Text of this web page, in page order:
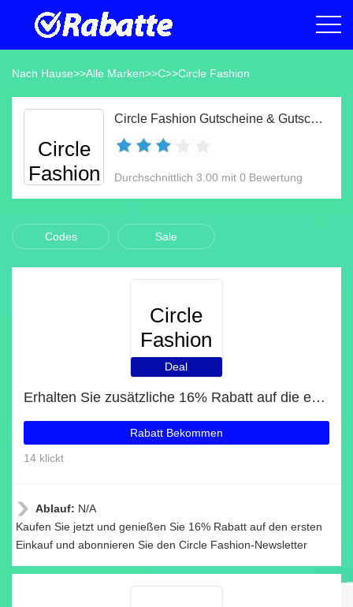
Nach Hause>>Alle Marken>>C>>Circle Fashion
Circle
Fashion
Circle Fashion Gutscheine & Gutscheincodes Aug 2026
Durchschnittlich 3.00 mit 0 Bewertung
Codes Sale
Circle
Fashion
Deal
Erhalten Sie zusätzliche 16% Rabatt auf die erste Bestellung
Rabatt Bekommen
14 klickt
Ablauf: N/A
Kaufen Sie jetzt und genießen Sie 16% Rabatt auf den ersten
Einkauf und abonnieren Sie den Circle Fashion-Newsletter